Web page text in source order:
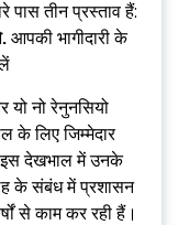
तीन प्रस्ताव हैं:
. आपकी भागीदारी के
यो नो रेनुनसियो
के लिए जिम्मेदार
इस देखभाल में उनके
के संबंध में प्रशासन
से काम कर रही हैं।